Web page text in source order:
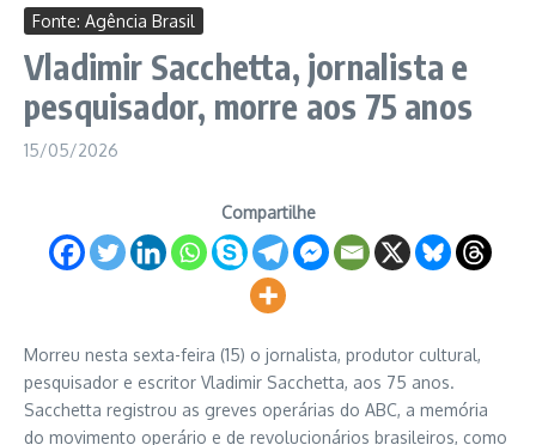
Fonte: Agência Brasil
Vladimir Sacchetta, jornalista e
pesquisador, morre aos 75 anos
15/05/2026
Compartilhe
Morreu nesta sexta-feira (15) o jornalista, produtor cultural,
pesquisador e escritor Vladimir Sacchetta, aos 75 anos.
Sacchetta registrou as greves operárias do ABC, a memória
do movimento operário e de revolucionários brasileiros, como